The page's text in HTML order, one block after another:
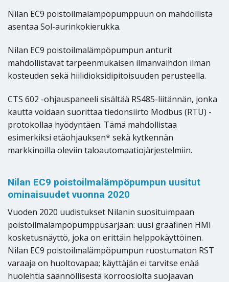
Nilan EC9 poistoilmalämpöpumppuun on mahdollista
asentaa Sol-aurinkokierukka.
Nilan EC9 poistoilmalämpöpumpun anturit
mahdollistavat tarpeenmukaisen ilmanvaihdon ilman
kosteuden sekä hiilidioksidipitoisuuden perusteella.
CTS 602 -ohjauspaneeli sisältää RS485-liitännän, jonka
kautta voidaan suorittaa tiedonsiirto Modbus (RTU) -
protokollaa hyödyntäen. Tämä mahdollistaa
esimerkiksi etäohjauksen* sekä kytkennän
markkinoilla oleviin taloautomaatiojärjestelmiin.
Nilan EC9 poistoilmalämpöpumpun uusitut
ominaisuudet vuonna 2020
Vuoden 2020 uudistukset Nilanin suosituimpaan
poistoilmalämpöpumppusarjaan: uusi graafinen HMI
kosketusnäyttö, joka on erittäin helppokäyttöinen.
Nilan EC9 poistoilmalämpöpumpun ruostumaton RST
varaaja on huoltovapaa; käyttäjän ei tarvitse enää
huolehtia säännöllisestä korroosiolta suojaavan